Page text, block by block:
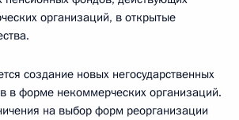
организаций, в открытые
создание новых негосударственных
в форме некоммерческих организаций.
на выбор форм реорганизации